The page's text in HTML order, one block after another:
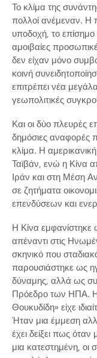
Το κλίμα της
πολλοί ανέμεναν. Η
υποδοχή, το
αμοιβαίες
δεν είχαν μόνο
κοινή
επιτρέπει νέα
γεωπολιτικές
Και οι δύο πλευρές
δημόσιες αναφορές
κλίμα. Η
Ταϊβάν, ενώ η Κίνα
Ιράν και στη Μέση
σε ζητήματα
επενδύσεων και
Η Κίνα εμφανίστηκε
απέναντι στις
σκηνικό που
παρουσιάστηκε ως
δύναμης, αλλά ως
Πρόεδρο των ΗΠΑ. Η
Θουκυδίδη» είχε
Ήταν μια έμμεση
έχει δείξει πως
μια κατεστημένη, οι